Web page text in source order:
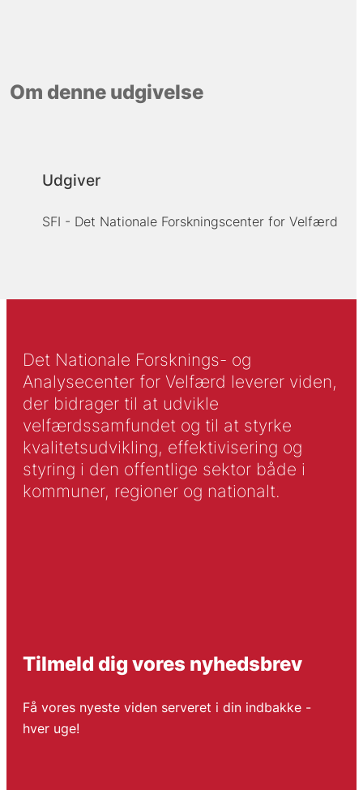
Om denne udgivelse
Udgiver
SFI - Det Nationale Forskningscenter for Velfærd
Det Nationale Forsknings- og
Analysecenter for Velfærd leverer viden,
der bidrager til at udvikle
velfærdssamfundet og til at styrke
kvalitetsudvikling, effektivisering og
styring i den offentlige sektor både i
kommuner, regioner og nationalt.
Tilmeld dig vores nyhedsbrev
Få vores nyeste viden serveret i din indbakke -
hver uge!